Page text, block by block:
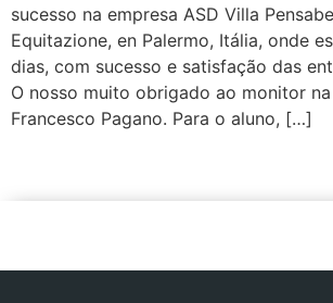
sucesso na empresa ASD Villa
Equitazione, en Palermo, Itália, onde
dias, com sucesso e satisfação das
O nosso muito obrigado ao monitor na
Francesco Pagano. Para o aluno, […]